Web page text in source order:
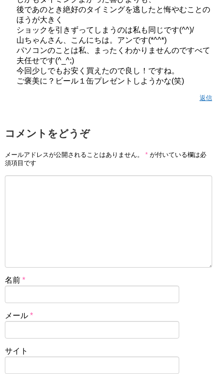
後であのとき絶好のタイミングを逃したと悔やむことの
ほうが大きく
ショックを引きずってしまうのは私も同じです(^^)/
山ちゃんさん、こんにちは。アンです(*^^*)
パソコンのことは私、まったくわかりませんのですべて
夫任せです(^_^;)
今回少しでもお安く買えたので良し！ですね。
ご褒美に？ビール１缶プレゼントしようかな(笑)
返信
コメントをどうぞ
メールアドレスが公開されることはありません。 * が付いている欄は必
須項目です
名前 *
メール *
サイト